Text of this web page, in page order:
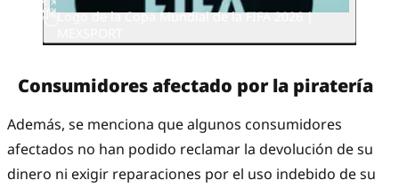
Logo de la Copa Mundial de la FIFA 2026 |
Consumidores afectado por la piratería
Además, se menciona que algunos consumidores
afectados no han podido reclamar la devolución de su
dinero ni exigir reparaciones por el uso indebido de su